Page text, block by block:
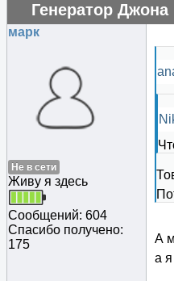
Генератор
марк
Не в сети
Живу я здесь
Сообщений: 604
Спасибо получено:
175
А
а